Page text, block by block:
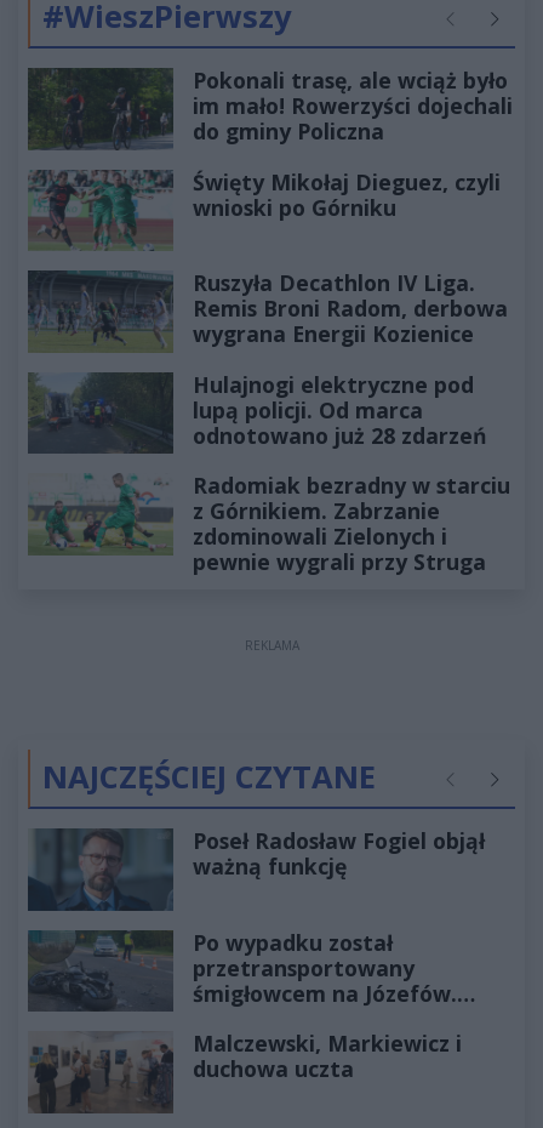
#WieszPierwszy Poprzednie
Pokonali trasę, ale wciąż było
im mało! Rowerzyści dojechali
do gminy Policzna
Święty Mikołaj Dieguez, czyli
wnioski po Górniku
Ruszyła Decathlon IV Liga.
Remis Broni Radom, derbowa
wygrana Energii Kozienice
Hulajnogi elektryczne pod
lupą policji. Od marca
odnotowano już 28 zdarzeń
Radomiak bezradny w starciu
z Górnikiem. Zabrzanie
zdominowali Zielonych i
pewnie wygrali przy Struga
REKLAMA
NAJCZĘŚCIEJ CZYTANE Poprzednie
Poseł Radosław Fogiel objął
ważną funkcję
Po wypadku został
przetransportowany
śmigłowcem na Józefów.
Malczewski, Markiewicz i
duchowa uczta